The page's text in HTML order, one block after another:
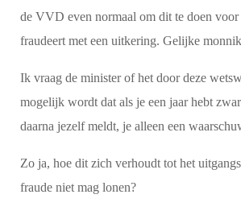
de VVD even normaal om dit te doen voor
fraudeert met een uitkering. Gelijke
Ik vraag de minister of het door deze
mogelijk wordt dat als je een jaar hebt
daarna jezelf meldt, je alleen een
Zo ja, hoe dit zich verhoudt tot het
fraude niet mag lonen?